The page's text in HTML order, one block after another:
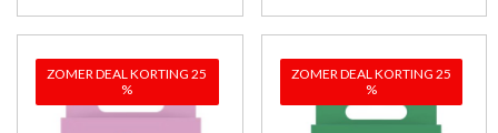
ZOMER DEAL KORTING 25
%
ZOMER DEAL KORTING 25
%